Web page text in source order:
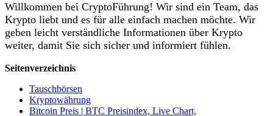
Willkommen bei CryptoFührung! Wir sind ein Team, das
Krypto liebt und es für alle einfach machen möchte. Wir
geben leicht verständliche Informationen über Krypto
weiter, damit Sie sich sicher und informiert fühlen.
Seitenverzeichnis
Tauschbörsen
Kryptowährung
Bitcoin Preis | BTC Preisindex, Live Chart,